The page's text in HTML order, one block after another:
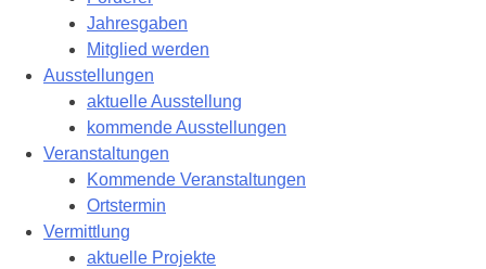
Jahresgaben
Mitglied werden
Ausstellungen
aktuelle Ausstellung
kommende Ausstellungen
Veranstaltungen
Kommende Veranstaltungen
Ortstermin
Vermittlung
aktuelle Projekte